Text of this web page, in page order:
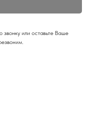
или оставьте Ваше